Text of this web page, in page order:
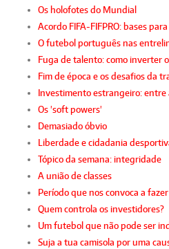
Os holofotes do Mundial
Acordo FIFA-FIFPRO: bases
O futebol português nas
Fuga de talento: como inverter
Fim de época e os desafios da
Investimento estrangeiro: entre
Os 'soft powers'
Demasiado óbvio
Liberdade e cidadania
Tópico da semana: integridade
A união de classes
Período que nos convoca a
Quem controla os investidores?
Um futebol que não pode ser
Suja a tua camisola por uma